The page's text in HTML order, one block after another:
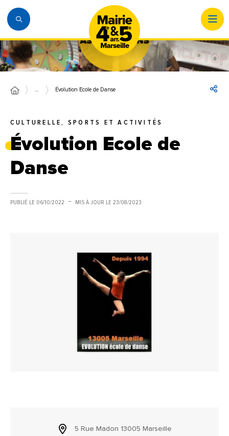
… Évolution Ecole de Danse
CULTURELLE, SPORTS ET ACTIVITÉS
Évolution Ecole de
Danse
PUBLIÉ LE 06/10/2022 MIS À JOUR LE 23/08/2023
5 Rue Madon 13005 Marseille